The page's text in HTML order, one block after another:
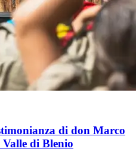
di don Marco
di Blenio